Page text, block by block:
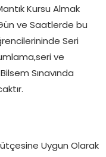
Kursu Almak
ve Saatlerde bu
Seri
ve
Sınavında
Uygun Olarak